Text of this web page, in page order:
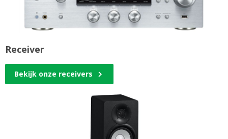
Receiver
Bekijk onze receivers